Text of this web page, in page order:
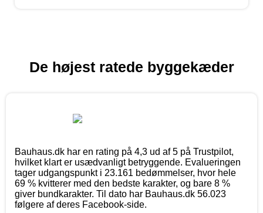
De højest ratede byggekæder
Bauhaus.dk har en rating på 4,3 ud af 5 på Trustpilot,
hvilket klart er usædvanligt betryggende. Evalueringen
tager udgangspunkt i 23.161 bedømmelser, hvor hele
69 % kvitterer med den bedste karakter, og bare 8 %
giver bundkarakter. Til dato har Bauhaus.dk 56.023
følgere af deres Facebook-side.